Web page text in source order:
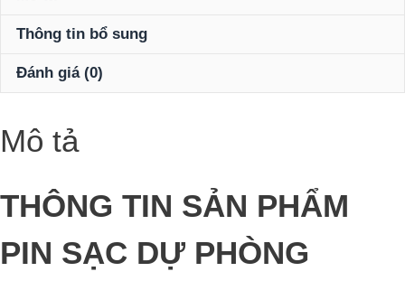
Power
Thông tin bổ sung
Đánh giá (0)
Mô tả
THÔNG TIN SẢN PHẨM
PIN SẠC DỰ PHÒNG